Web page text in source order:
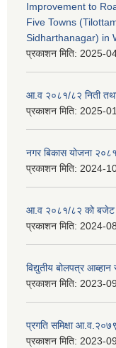
Improvement to
Five Towns
Sidharthanagar) in
प्रकाशन मिति: 2025-
आ.व २०८१/८२ निती
प्रकाशन मिति: 2025-
नगर बिकास योजना
प्रकाशन मिति: 2024-
आ.व २०८१/८२ को बजेट
प्रकाशन मिति: 2024-
विद्युतीय बोलपत्र आब्हान
प्रकाशन मिति: 2023-
प्रगति समिक्षा
प्रकाशन मिति: 2023-